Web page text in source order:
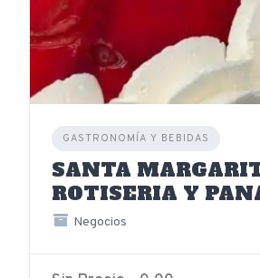
GASTRONOMÍA Y BEBIDAS
SANTA
ROTISERIA Y
Negocios